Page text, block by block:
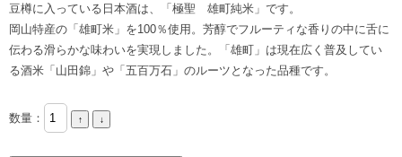
豆樽に入っている日本酒は、「極聖 雄町純米」です。
岡山特産の「雄町米」を100％使用。芳醇でフルーティな香りの中に舌に
伝わる滑らかな味わいを実現しました。「雄町」は現在広く普及してい
る酒米「山田錦」や「五百万石」のルーツとなった品種です。
数量：